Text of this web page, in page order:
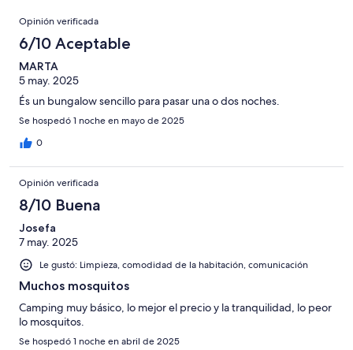
94
opiniones
Opiniones
Opinión verificada
6/10 Aceptable
MARTA
5 may. 2025
És un bungalow sencillo para pasar una o dos noches.
Se hospedó 1 noche en mayo de 2025
0
Opinión verificada
8/10 Buena
Josefa
7 may. 2025
Le gustó: Limpieza, comodidad de la habitación, comunicación
Muchos mosquitos
Camping muy básico, lo mejor el precio y la tranquilidad, lo peor
lo mosquitos.
Se hospedó 1 noche en abril de 2025